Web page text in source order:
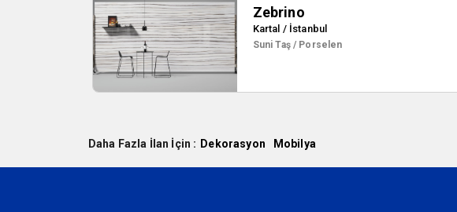
Zebrino
Kartal / İstanbul
Suni Taş / Porselen
Daha Fazla İlan İçin : Dekorasyon Mobilya